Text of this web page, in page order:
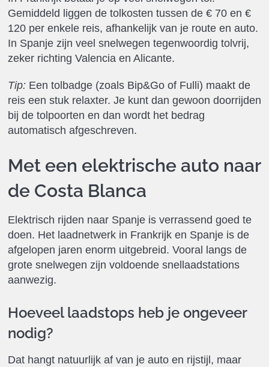
Gemiddeld liggen de tolkosten tussen de € 70 en €
120 per enkele reis, afhankelijk van je route en auto.
In Spanje zijn veel snelwegen tegenwoordig tolvrij,
zeker richting Valencia en Alicante.
Tip:Een tolbadge (zoals Bip&Go of Fulli) maakt de
reis een stuk relaxter. Je kunt dan gewoon doorrijden
bij de tolpoorten en dan wordt het bedrag
automatisch afgeschreven.
Met een elektrische auto naar
de Costa Blanca
Elektrisch rijden naar Spanje is verrassend goed te
doen. Het laadnetwerk in Frankrijk en Spanje is de
afgelopen jaren enorm uitgebreid. Vooral langs de
grote snelwegen zijn voldoende snellaadstations
aanwezig.
Hoeveel laadstops heb je ongeveer
nodig?
Dat hangt natuurlijk af van je auto en rijstijl, maar